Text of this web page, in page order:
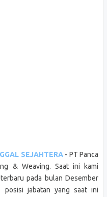
SEJAHTERA - PT Panca
& Weaving. Saat ini kami
pada bulan Desember
posisi jabatan yang saat ini